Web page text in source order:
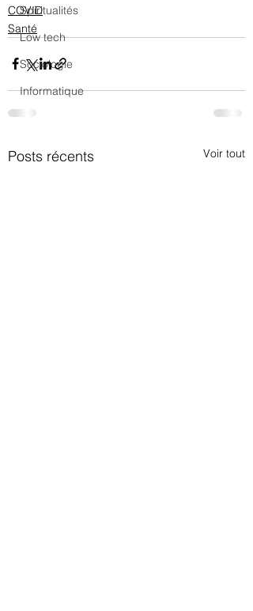
Spiritualités
Low tech
Sociologie
Informatique
COVID
Santé
Posts récents Voir tout